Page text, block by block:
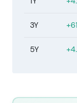
3Y
5Y